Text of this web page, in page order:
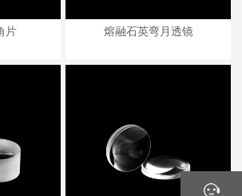
片 熔融石英弯月透镜